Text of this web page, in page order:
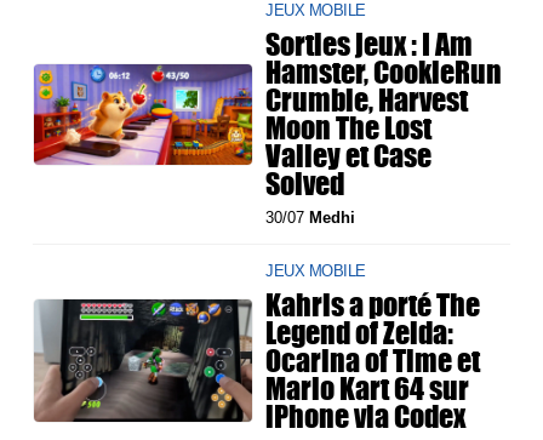
JEUX MOBILE
Sorties jeux : I Am
Hamster, CookieRun
Crumble, Harvest
Moon The Lost
Valley et Case
Solved
30/07 Medhi
JEUX MOBILE
Kahris a porté The
Legend of Zelda:
Ocarina of Time et
Mario Kart 64 sur
iPhone via Codex